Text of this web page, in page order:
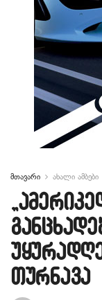
მთავარი ახალი ამბები
თურნავა